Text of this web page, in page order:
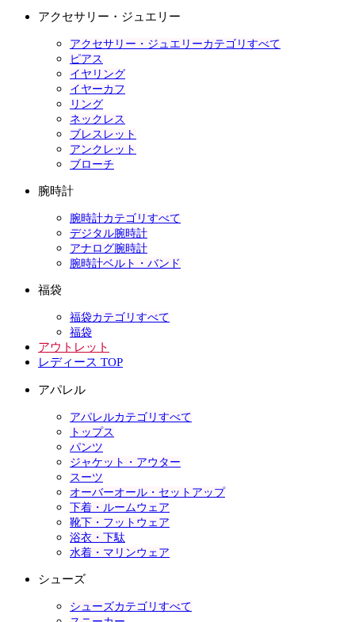
アクセサリー・ジュエリー
アクセサリー・ジュエリーカテゴリすべて
ピアス
イヤリング
イヤーカフ
リング
ネックレス
ブレスレット
アンクレット
ブローチ
腕時計
腕時計カテゴリすべて
デジタル腕時計
アナログ腕時計
腕時計ベルト・バンド
福袋
福袋カテゴリすべて
福袋
アウトレット
レディース TOP
アパレル
アパレルカテゴリすべて
トップス
パンツ
ジャケット・アウター
スーツ
オーバーオール・セットアップ
下着・ルームウェア
靴下・フットウェア
浴衣・下駄
水着・マリンウェア
シューズ
シューズカテゴリすべて